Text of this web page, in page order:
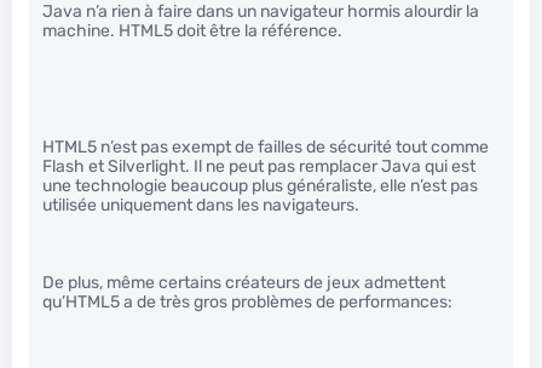
Java n’a rien à faire dans un navigateur hormis alourdir la
machine. HTML5 doit être la référence.
HTML5 n’est pas exempt de failles de sécurité tout comme
Flash et Silverlight. Il ne peut pas remplacer Java qui est
une technologie beaucoup plus généraliste, elle n’est pas
utilisée uniquement dans les navigateurs.
De plus, même certains créateurs de jeux admettent
qu’HTML5 a de très gros problèmes de performances: